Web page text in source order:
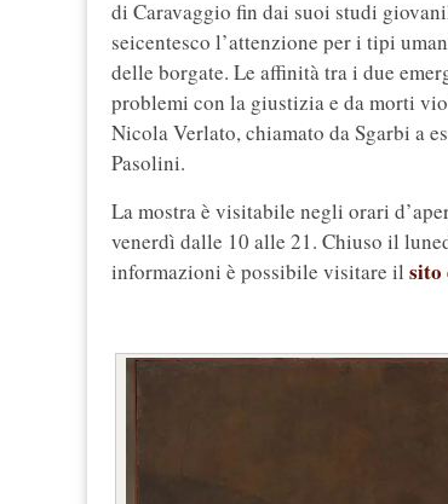
di Caravaggio fin dai suoi studi
seicentesco l’attenzione per i tipi
delle borgate. Le affinità tra i due
problemi con la giustizia e da morti
Nicola Verlato, chiamato da Sgarbi a
Pasolini.
La mostra è visitabile negli orari
venerdì dalle 10 alle 21. Chiuso il
informazioni è possibile visitare il